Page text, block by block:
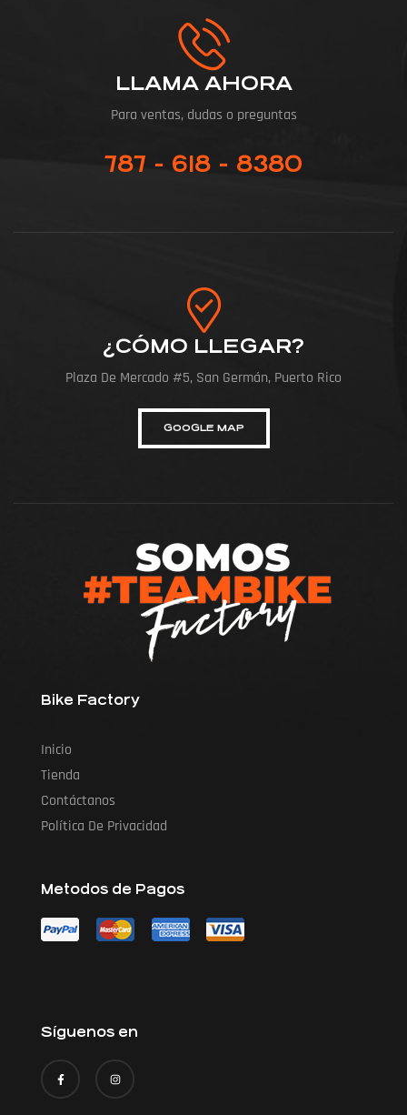
LLAMA AHORA
Para ventas, dudas o preguntas
787 - 618 - 8380
¿CÓMO LLEGAR?
Plaza De Mercado #5, San Germán, Puerto Rico
GOOGLE MAP
Bike Factory
Inicio
Tienda
Contáctanos
Política De Privacidad
Metodos de Pagos
Síguenos en